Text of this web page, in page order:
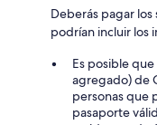
Deberás pagar
podrían incluir los
Es posible
agregado) de
personas que
pasaporte